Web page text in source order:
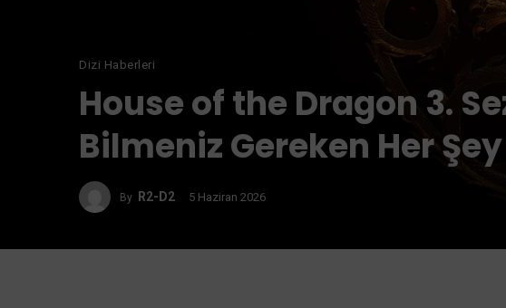
Dizi Haberleri
House of the Dragon 3.
Bilmeniz Gereken Her Şey
By R2-D2 5 Haziran 2026